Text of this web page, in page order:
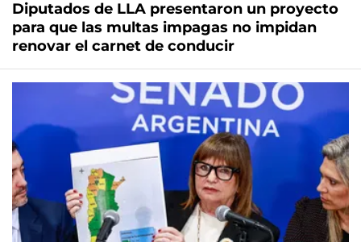
Diputados de LLA presentaron un proyecto
para que las multas impagas no impidan
renovar el carnet de conducir